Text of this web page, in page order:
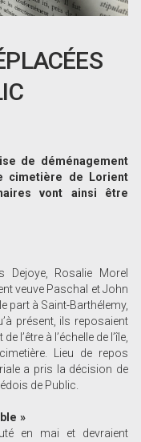
de déménagement
cimetière de Lorient
vont ainsi être
Dejoye, Rosalie Morel
veuve Paschal et John
part à Saint-Barthélemy,
présent, ils reposaient
l’être à l’échelle de l’île,
Lieu de repos
a pris la décision de
de Public.
»
en mai et devraient